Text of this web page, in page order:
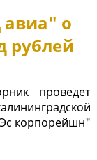
авиа" о
рублей
проведет
корпорейшн"